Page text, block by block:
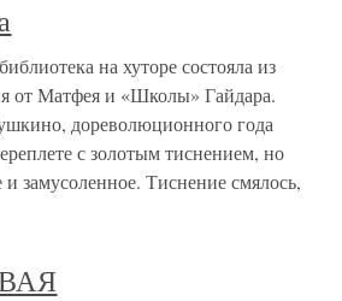
на хуторе состояла из
от Матфея и «Школы» Гайдара.
дореволюционного года
с золотым тиснением, но
замусоленное. Тиснение смялось,